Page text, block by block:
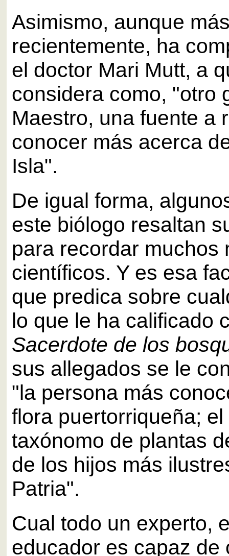
Asimismo, aunque
recientemente, ha
el doctor Mari Mutt, a
considera como, "otro
Maestro, una fuente a
conocer más acerca
Isla".
De igual forma,
este biólogo resaltan
para recordar muchos
científicos. Y es esa
que predica sobre
lo que le ha calificado
Sacerdote de los
sus allegados se le
"la persona más
flora puertorriqueña; el
taxónomo de plantas
de los hijos más
Patria".
Cual todo un experto,
educador es capaz de